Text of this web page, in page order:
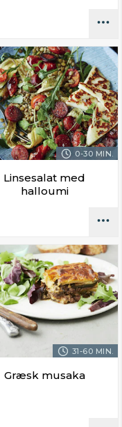
0-30 MIN.
Linsesalat med
halloumi
31-60 MIN.
Græsk musaka